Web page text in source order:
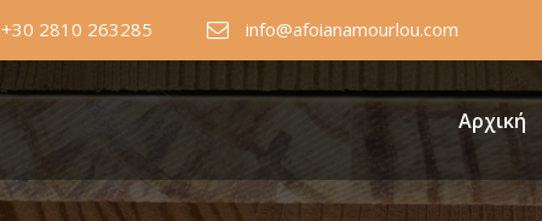
+30 2810 263285 info@afoianamourlou.com
Αρχική